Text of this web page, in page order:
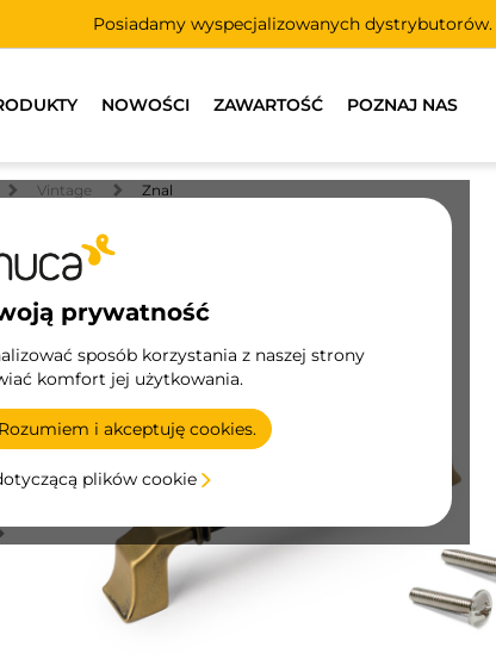
Posiadamy wyspecjalizowanych dystrybutorów.
NOWOŚCI ZAWARTOŚĆ POZNAJ NAS
prywatność
sposób korzystania z naszej strony
komfort jej użytkowania.
Rozumiem i akceptuję cookies.
plików cookie
Vintage Znal